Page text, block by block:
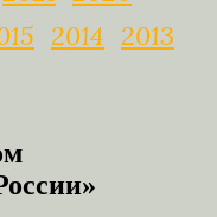
2014 2013